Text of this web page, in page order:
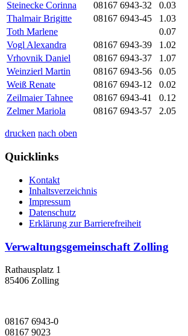
Steinecke Corinna
08167 6943-32 0.03
Thalmair Brigitte
08167 6943-45 1.03
Toth Marlene
0.07
Vogl Alexandra
08167 6943-39 1.02
Vrhovnik Daniel
08167 6943-37 1.07
Weinzierl Martin
08167 6943-56 0.05
Weiß Renate
08167 6943-12 0.02
Zeilmaier Tahnee
08167 6943-41 0.12
Zelmer Mariola
08167 6943-57 2.05
drucken nach oben
Quicklinks
Kontakt
Inhaltsverzeichnis
Impressum
Datenschutz
Erklärung zur Barrierefreiheit
Verwaltungsgemeinschaft Zolling
Rathausplatz 1
85406 Zolling
08167 6943-0
08167 9023